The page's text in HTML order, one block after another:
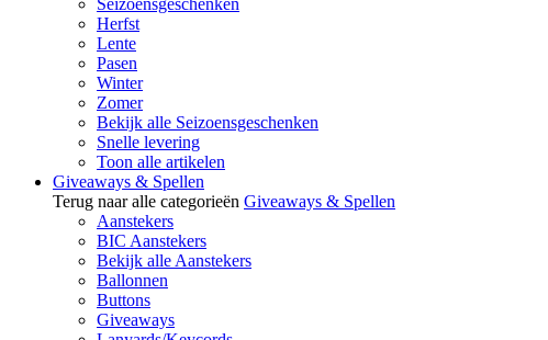
Seizoensgeschenken
Herfst
Lente
Pasen
Winter
Zomer
Bekijk alle Seizoensgeschenken
Snelle levering
Toon alle artikelen
Giveaways & Spellen
Terug naar alle categorieën Giveaways & Spellen
Aanstekers
BIC Aanstekers
Bekijk alle Aanstekers
Ballonnen
Buttons
Giveaways